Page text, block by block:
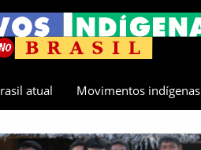
atual Movimentos indígenas